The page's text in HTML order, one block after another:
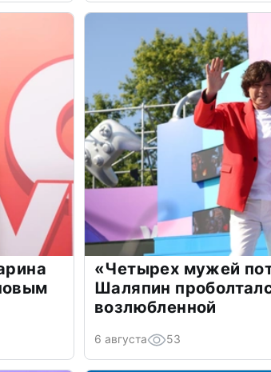
«Четырех мужей
Шаляпин
возлюбленной
6 августа 53